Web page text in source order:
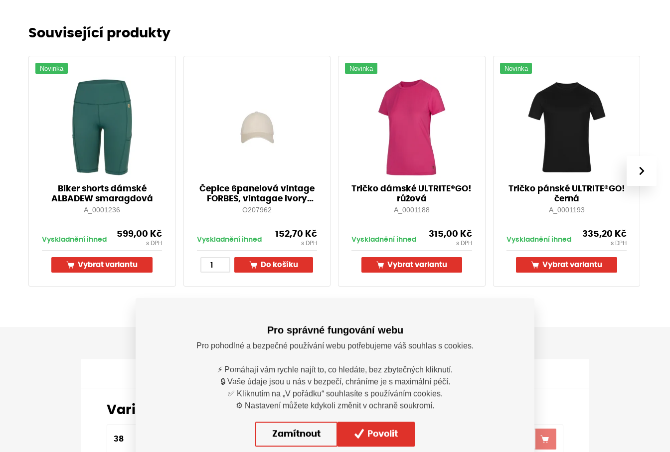
Související produkty
Novinka
Biker shorts dámské
ALBADEW smaragdová
A_0001236
Vyskladnění ihned
599,00 Kč
s DPH
Vybrat variantu
Čepice 6panelová vintage
FORBES, vintagae ivory
309V
O207962
Vyskladnění ihned
152,70 Kč
s DPH
Do košíku
Novinka
Tričko dámské ULTRITE®GO!
růžová
A_0001188
Vyskladnění ihned
315,00 Kč
s DPH
Vybrat variantu
Novinka
Tričko pánské ULTRITE®GO!
černá
A_0001193
Vyskladnění ihned
335,20 Kč
s DPH
Vybrat variantu
›
Varianty 11
Varianty
38 Termín vyskladnění upřesníme
Pro správné fungování webu
Pro pohodlné a bezpečné používání webu potřebujeme váš souhlas s cookies.
⚡ Pomáhají vám rychle najít to, co hledáte, bez zbytečných kliknutí.
🔒 Vaše údaje jsou u nás v bezpečí, chráníme je s maximální péčí.
✅ Kliknutím na „V pořádku“ souhlasíte s používáním cookies.
⚙️ Nastavení můžete kdykoli změnit v ochraně soukromí.
Zamítnout Povolit